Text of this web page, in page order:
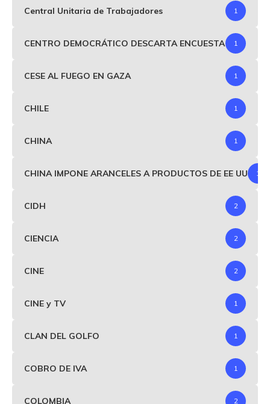
Central Unitaria de Trabajadores 1
CENTRO DEMOCRÁTICO DESCARTA ENCUESTA 1
CESE AL FUEGO EN GAZA 1
CHILE 1
CHINA 1
CHINA IMPONE ARANCELES A PRODUCTOS DE EE UU 1
CIDH 2
CIENCIA 2
CINE 2
CINE y TV 1
CLAN DEL GOLFO 1
COBRO DE IVA 1
COLOMBIA 2